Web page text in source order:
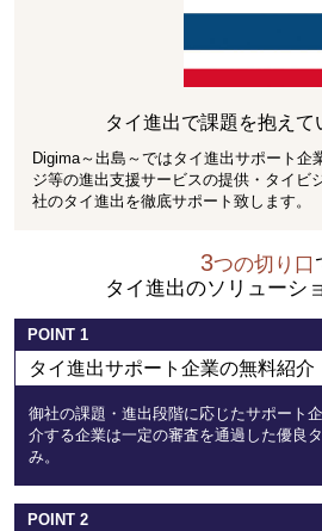
タイ進出で課題を抱えて
Digima～出島～ではタイ進出サポート企
ジ等の進出支援サービスの提供・タイビ
社のタイ進出を徹底サポート致します。
3つの切り口
タイ進出のソリューシ
POINT 1
タイ進出サポート企業の無料紹介
御社の課題・進出段階に応じたサポート
介する企業は一定の審査を通過した優良
み。
POINT 2